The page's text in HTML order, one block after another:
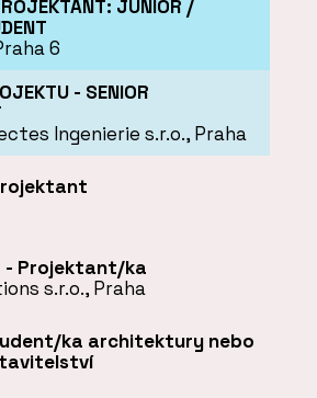
JUNIOR /
6
- SENIOR
Ingenierie s.r.o., Praha
Projektant/ka
s.r.o., Praha
ka architektury nebo